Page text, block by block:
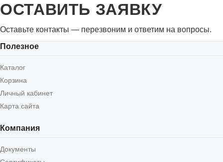
ОСТАВИТЬ ЗАЯВКУ
Оставьте контакты — перезвоним и ответим на вопросы.
Полезное
Каталог
Корзина
Личный кабинет
Карта сайта
Компания
Документы